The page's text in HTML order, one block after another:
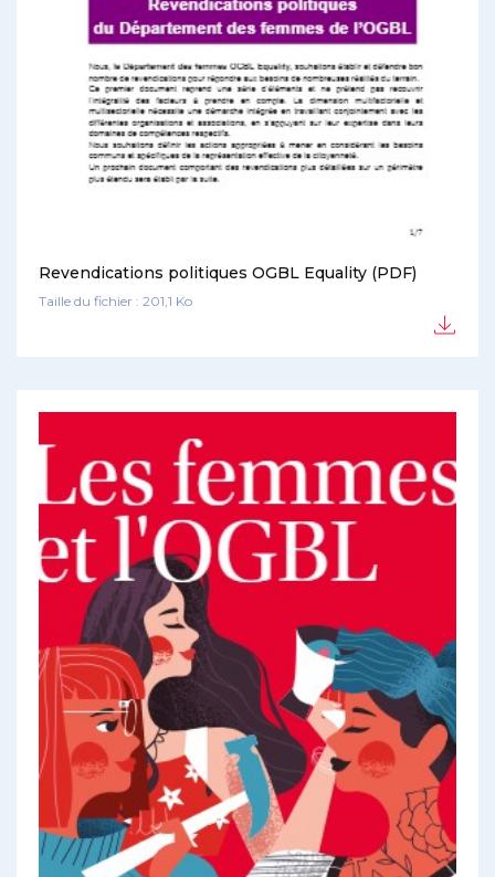
Revendications politiques OGBL Equality (PDF)
Taille du fichier : 201,1 Ko